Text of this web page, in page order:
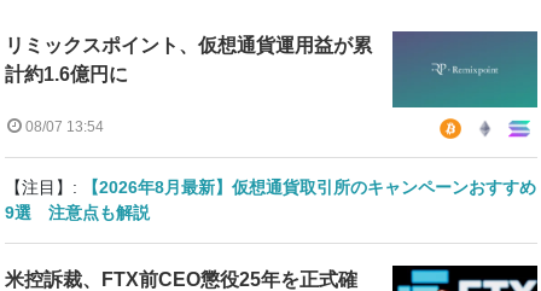
リミックスポイント、仮想通貨運用益が累
計約1.6億円に
08/07 13:54
【注目】:
【2026年8月最新】仮想通貨取引所のキャンペーンおすすめ
9選 注意点も解説
米控訴裁、FTX前CEO懲役25年を正式確